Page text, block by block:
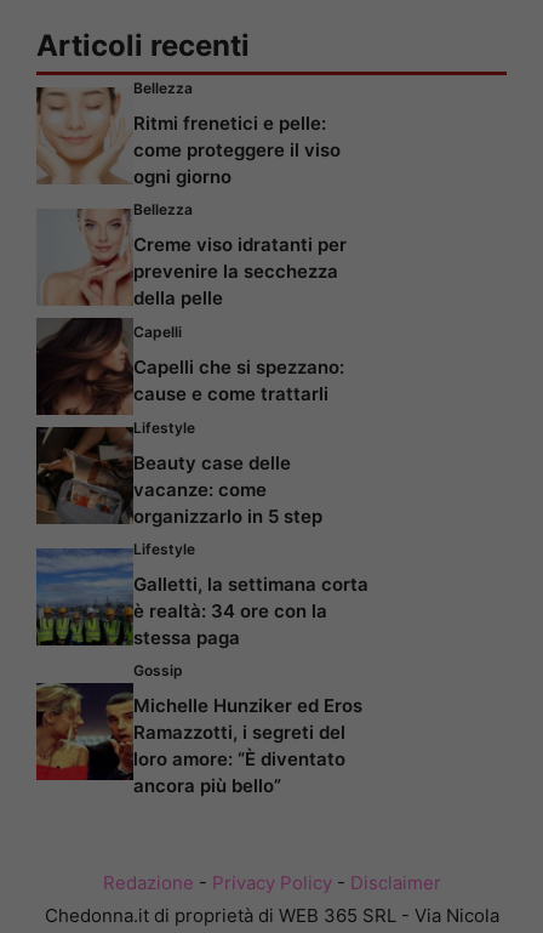
Articoli recenti
Bellezza
Ritmi frenetici e pelle:
come proteggere il viso
ogni giorno
Bellezza
Creme viso idratanti per
prevenire la secchezza
della pelle
Capelli
Capelli che si spezzano:
cause e come trattarli
Lifestyle
Beauty case delle
vacanze: come
organizzarlo in 5 step
Lifestyle
Galletti, la settimana corta
è realtà: 34 ore con la
stessa paga
Gossip
Michelle Hunziker ed Eros
Ramazzotti, i segreti del
loro amore: “È diventato
ancora più bello”
Redazione - Privacy Policy- Disclaimer
Chedonna.it di proprietà di WEB 365 SRL - Via Nicola